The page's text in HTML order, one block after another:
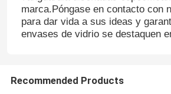
marca.Póngase en contacto con
para dar vida a sus ideas y
envases de vidrio se destaquen
Recommended Products